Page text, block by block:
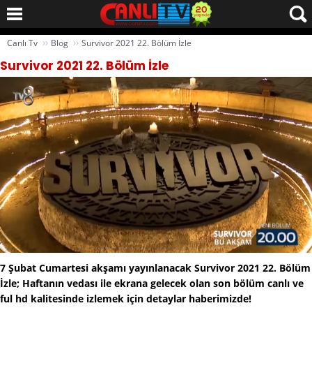
Canlı Tv ›› Blog ›› Survivor 2021 22. Bölüm İzle
Survivor 2021 22. Bölüm İzle
7 Şubat Cumartesi akşamı yayınlanacak Survivor 2021 22. Bölüm
İzle; Haftanın vedası ile ekrana gelecek olan son bölüm canlı ve
ful hd kalitesinde izlemek için detaylar haberimizde!